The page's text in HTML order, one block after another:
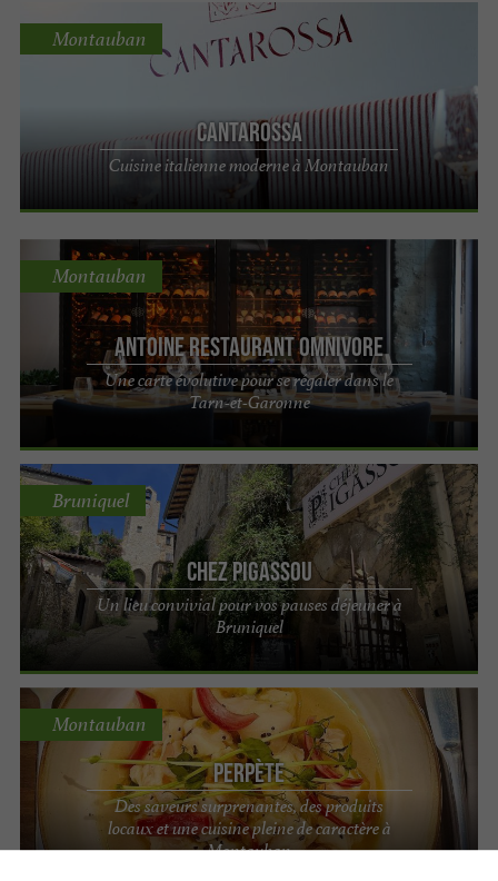
CANTAROSSA
Cuisine italienne moderne à Montauban
Montauban
Antoine Restaurant Omnivore
Une carte évolutive pour se régaler dans le
Tarn-et-Garonne
Montauban
Chez Pigassou
Un lieu convivial pour vos pauses déjeuner à
Bruniquel
Bruniquel
Perpète
Des saveurs surprenantes, des produits
locaux et une cuisine pleine de caractère à
Montauban
Montauban